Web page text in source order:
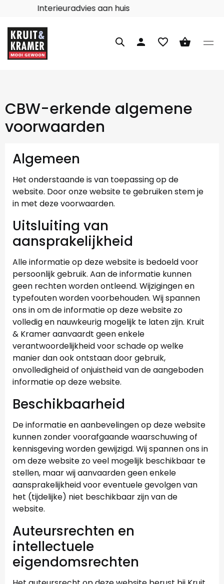
Interieuradvies aan huis
person favorite_border shopping_basket
CBW-erkende algemene
voorwaarden
Algemeen
Het onderstaande is van toepassing op de
website. Door onze website te gebruiken stem je
in met deze voorwaarden.
Uitsluiting van
aansprakelijkheid
Alle informatie op deze website is bedoeld voor
persoonlijk gebruik. Aan de informatie kunnen
geen rechten worden ontleend. Wijzigingen en
typefouten worden voorbehouden. Wij spannen
ons in om de informatie op deze website zo
volledig en nauwkeurig mogelijk te laten zijn. Kruit
& Kramer aanvaardt geen enkele
verantwoordelijkheid voor schade op welke
manier dan ook ontstaan door gebruik,
onvolledigheid of onjuistheid van de aangeboden
informatie op deze website.
Beschikbaarheid
De informatie en aanbevelingen op deze website
kunnen zonder voorafgaande waarschuwing of
kennisgeving worden gewijzigd. Wij spannen ons in
om deze website zo veel mogelijk beschikbaar te
stellen, maar wij aanvaarden geen enkele
aansprakelijkheid voor eventuele gevolgen van
het (tijdelijke) niet beschikbaar zijn van de
website.
Auteursrechten en
intellectuele
eigendomsrechten